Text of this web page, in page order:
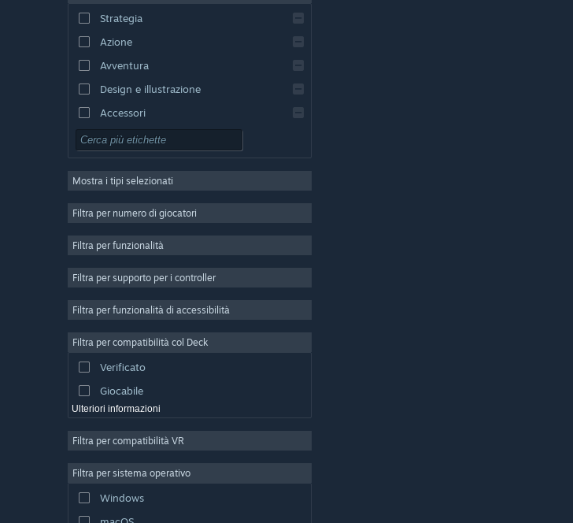
Strategia
Azione
Avventura
Design e illustrazione
Accessori
Free-to-Play
Multigiocatore di massa
Simulazione
Produzione di video
Fotoritocco
Mostra i tipi selezionati
Filtra per numero di giocatori
Filtra per funzionalità
Filtra per supporto per i controller
Filtra per funzionalità di accessibilità
Filtra per compatibilità col Deck
Verificato
Giocabile
Ulteriori informazioni
Filtra per compatibilità VR
Filtra per sistema operativo
Windows